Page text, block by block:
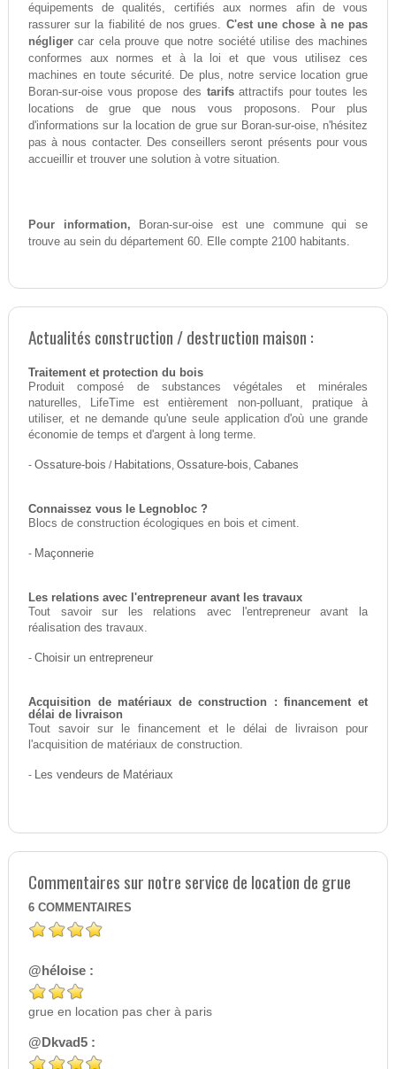
équipements de qualités, certifiés aux normes afin de vous
rassurer sur la fiabilité de nos grues. C'est une chose à ne pas
négligercar cela prouve que notre société utilise des machines
conformes aux normes et à la loi et que vous utilisez ces
machines en toute sécurité. De plus, notre service location grue
Boran-sur-oise vous propose des tarifsattractifs pour toutes les
locations de grue que nous vous proposons. Pour plus
d'informations sur la location de grue sur Boran-sur-oise, n'hésitez
pas à nous contacter. Des conseillers seront présents pour vous
accueillir et trouver une solution à votre situation.
Pour information, Boran-sur-oise est une commune qui se
trouve au sein du département 60. Elle compte 2100 habitants.
Actualités construction / destruction maison :
Traitement et protection du bois
Produit composé de substances végétales et minérales
naturelles, LifeTime est entièrement non-polluant, pratique à
utiliser, et ne demande qu'une seule application d'où une grande
économie de temps et d'argent à long terme.
- Ossature-bois / Habitations, Ossature-bois, Cabanes
Connaissez vous le Legnobloc ?
Blocs de construction écologiques en bois et ciment.
- Maçonnerie
Les relations avec l'entrepreneur avant les travaux
Tout savoir sur les relations avec l'entrepreneur avant la
réalisation des travaux.
- Choisir un entrepreneur
Acquisition de matériaux de construction : financement et
délai de livraison
Tout savoir sur le financement et le délai de livraison pour
l'acquisition de matériaux de construction.
- Les vendeurs de Matériaux
Commentaires sur notre service de location de grue
6 COMMENTAIRES
@héloise :
grue en location pas cher à paris
@Dkvad5 :